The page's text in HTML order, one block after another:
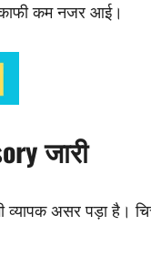
काफी कम नजर आई।
जारी
असर पड़ा है।